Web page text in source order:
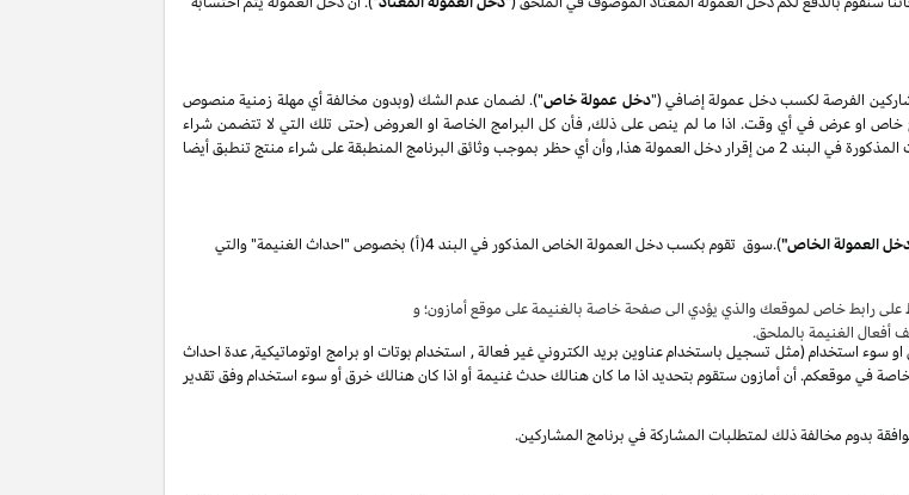
الفرصة لكسب دخل عمولة إضافي ("دخل عمولة خاص"). لضمان عدم الشك (وبدون مخالفة أي مهلة زمنية منصوص
خاص او عرض في أي وقت. اذا ما لم ينص على ذلك, فأن كل البرامج الخاصة او العروض (حتى تلك التي لا تتضمن شراء
المنتجات) كلها عرضة الى الاقصاءات الغير مؤهلة والتي تكون مشابهة الى تلك الاقصاءات المذكورة في البند 2 من إقرار دخل العمولة هذا, وأن أي حظر بموجب وثائق البرنامج المنطبقة على شراء منتج تنطبق أيضا
العمولة الخاص")
.سوق
تقوم بكسب دخل العمولة الخاص المذكور في البند 4(أ) بخصوص "احداث الغنيمة" والتي
رابط خاص لموقعك والذي يؤدي الى صفحة خاصة بالغنيمة على موقع أمازون؛ و
أفعال الغنيمة بالملحق.
استخدام (مثل تسجيل باستخدام عناوين بريد الكتروني غير فعالة , استخدام بوتات او برامج اوتوماتيكية, عدة احداث
في موقعكم. أن أمازون ستقوم بتحديد اذا ما كان هنالك حدث غنيمة أو اذا كان هنالك خرق أو سوء استخدام وفق تقدير
بدوم مخالفة ذلك لمتطلبات المشاركة في برنامج المشاركين.